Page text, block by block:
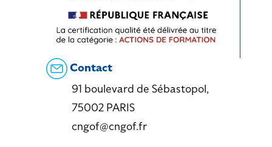
Contact
91 boulevard de Sébastopol,
75002 PARIS
cngof@cngof.fr